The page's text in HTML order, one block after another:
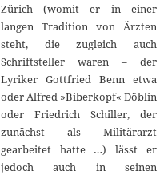
Zürich (womit er in einer
langen Tradition von Ärzten
steht, die zugleich auch
Schriftsteller waren – der
Lyriker Gottfried Benn etwa
oder Alfred »Biberkopf« Döblin
oder Friedrich Schiller, der
zunächst als Militärarzt
gearbeitet hatte …) lässt er
jedoch auch in seinen